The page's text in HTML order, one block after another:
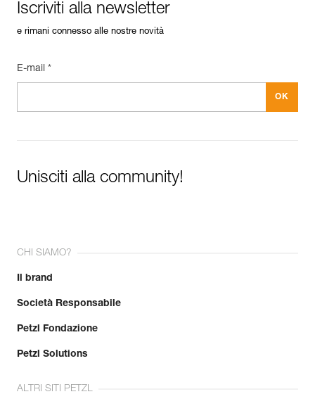
Iscriviti alla newsletter
e rimani connesso alle nostre novità
E-mail *
Unisciti alla community!
CHI SIAMO?
Il brand
Società Responsabile
Petzl Fondazione
Petzl Solutions
ALTRI SITI PETZL